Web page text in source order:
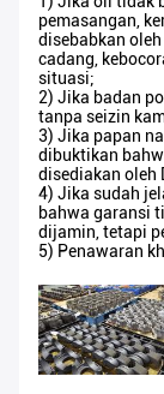
pemasangan,
disebabkan
cadang,
situasi;
2) Jika badan
tanpa seizin
3) Jika papan
dibuktikan
disediakan oleh
4) Jika sudah
bahwa garansi
dijamin, tetapi
5) Penawaran